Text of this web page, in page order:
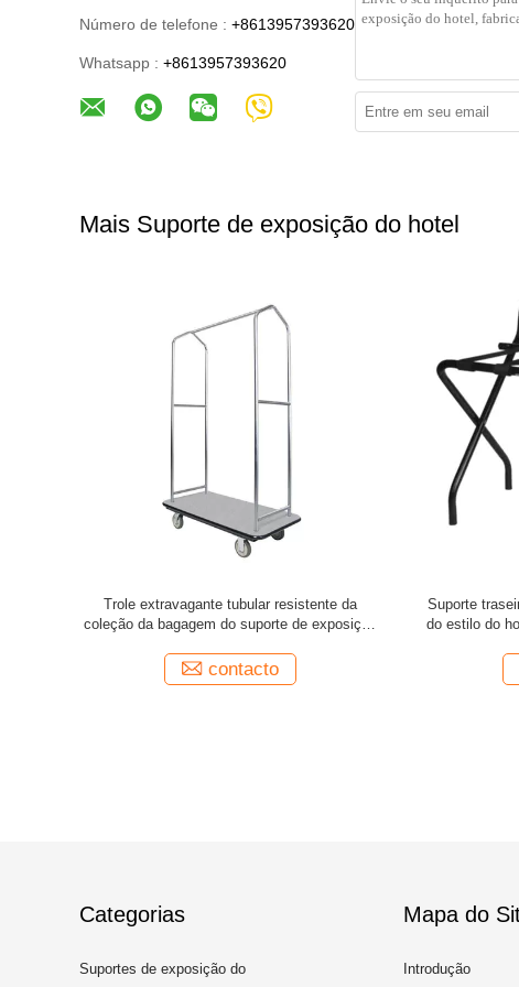
Número de telefone : +8613957393620
Whatsapp : +8613957393620
Mais Suporte de exposição do hotel
Suporte de exposição tubular de dobramento
do hotel da caixa da bagagem do metal de
contacto
Pó alto que
dobrável do
Categorias
Suportes de exposição do
Mapa do
Introdução